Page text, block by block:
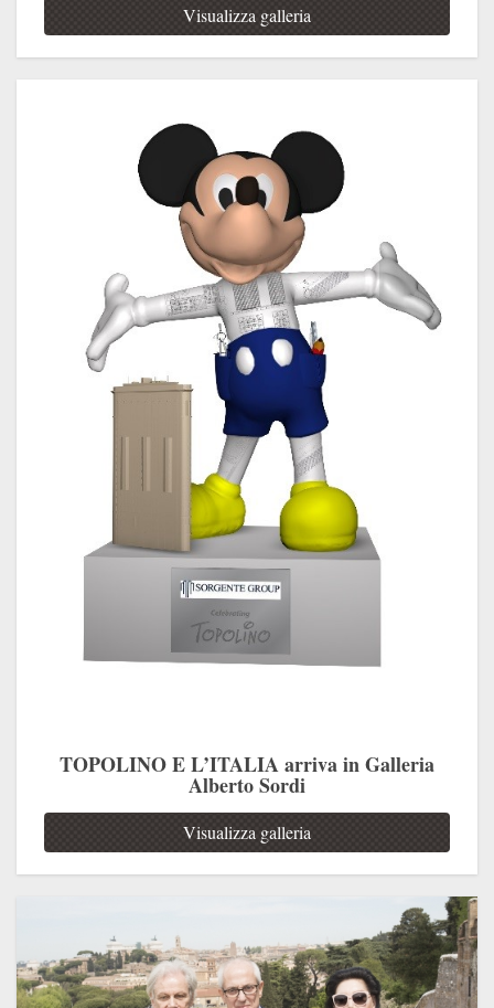
Visualizza galleria
TOPOLINO E L’ITALIA arriva in Galleria
Alberto Sordi
Visualizza galleria